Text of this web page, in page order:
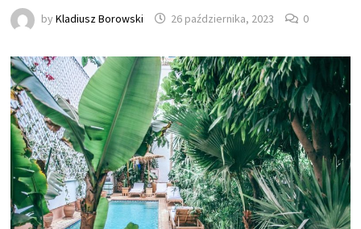
byKladiusz Borowski 26 października, 2023 0